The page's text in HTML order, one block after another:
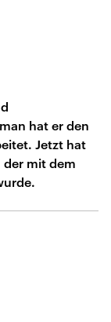
hat er den
Jetzt hat
der mit dem